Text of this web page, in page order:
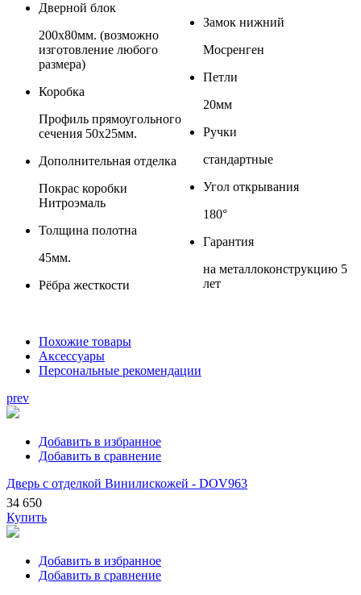
Дверной блок
200х80мм. (возможно
изготовление любого
размера)
Коробка
Профиль прямоугольного
сечения 50х25мм.
Дополнительная отделка
Покрас коробки
Нитроэмаль
Толщина полотна
45мм.
Рёбра жесткости
Замок нижний
Мосренген
Петли
20мм
Ручки
стандартные
Угол открывания
180°
Гарантия
на металлоконструкцию 5
лет
Похожие товары
Аксессуары
Персональные рекомендации
prev
Добавить в избранное
Добавить в сравнение
Дверь с отделкой Винилискожей - DOV963
34 650
Купить
Добавить в избранное
Добавить в сравнение